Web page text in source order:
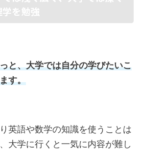
を勉強
と、大学では自分の学びたいこ
す。
英語や数学の知識を使うことは
大学に行くと一気に内容が難し